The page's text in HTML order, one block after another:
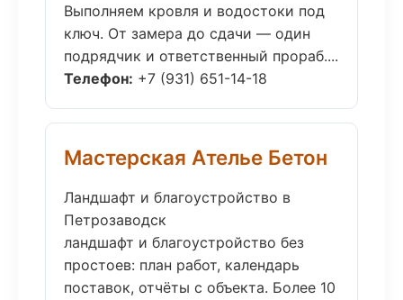
Выполняем кровля и водостоки под
ключ. От замера до сдачи — один
подрядчик и ответственный прораб....
Телефон: +7 (931) 651-14-18
Мастерская Ателье Бетон
Ландшафт и благоустройство в
Петрозаводск
ландшафт и благоустройство без
простоев: план работ, календарь
поставок, отчёты с объекта. Более 10